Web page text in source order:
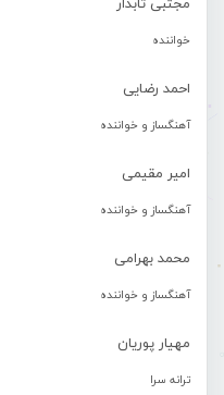
مجتبی تابدار
خواننده
احمد رضایی
آهنگساز و خواننده
امیر مقیمی
آهنگساز و خواننده
محمد بهرامی
آهنگساز و خواننده
مهیار پوریان
ترانه سرا